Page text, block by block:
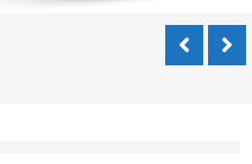
Team
dan